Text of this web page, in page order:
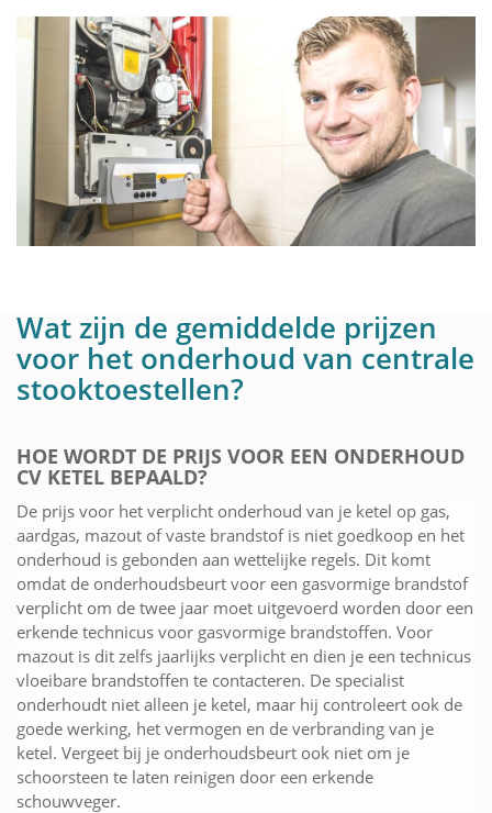
Wat zijn de gemiddelde prijzen
voor het onderhoud van centrale
stooktoestellen?
HOE WORDT DE PRIJS VOOR EEN ONDERHOUD
CV KETEL BEPAALD?
De prijs voor het verplicht onderhoud van je ketel op gas,
aardgas, mazout of vaste brandstof is niet goedkoop en het
onderhoud is gebonden aan wettelijke regels. Dit komt
omdat de onderhoudsbeurt voor een gasvormige brandstof
verplicht om de twee jaar moet uitgevoerd worden door een
erkende technicus voor gasvormige brandstoffen. Voor
mazout is dit zelfs jaarlijks verplicht en dien je een technicus
vloeibare brandstoffen te contacteren. De specialist
onderhoudt niet alleen je ketel, maar hij controleert ook de
goede werking, het vermogen en de verbranding van je
ketel. Vergeet bij je onderhoudsbeurt ook niet om je
schoorsteen te laten reinigen door een erkende
schouwveger.